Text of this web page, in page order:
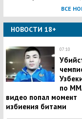
ВСЕ
НОВОСТИ 18+
07:10
по
видео попал момент
избиения битами